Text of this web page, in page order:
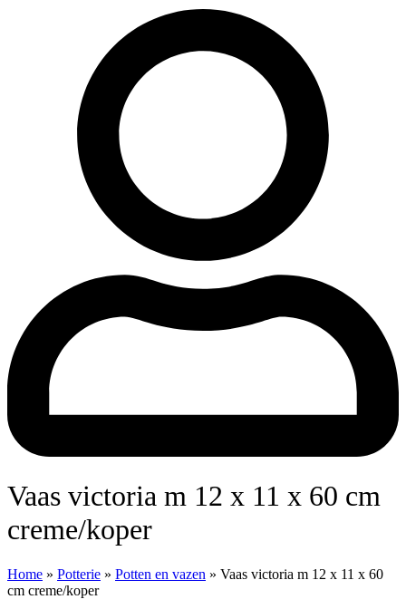
Vaas victoria m 12 x 11 x 60 cm
creme/koper
Home » Potterie » Potten en vazen » Vaas victoria m 12 x 11 x 60
cm creme/koper